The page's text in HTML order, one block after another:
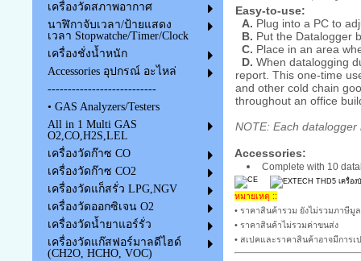
เครื่องวัดสภาพอากาศ
นาฬิกาจับเวลา/ป้ายแสดง
เวลา Stopwatche/Timer/Clock
เครื่องชั่งน้ำหนัก
Accessories อุปกรณ์ อะไหล่
---------------------------
• GAS Analyzers/Testers
All in 1 Multi GAS
O2,CO,H2S,LEL
เครื่องวัดก๊าซ CO
เครื่องวัดก๊าซ CO2
เครื่องวัดแก็สรั่ว LPG,NGV
เครื่องวัดออกซิเจน O2
เครื่องวัดน้ำยาแอร์รั่ว
เครื่องวัดแก๊สฟอร์มาลดีไฮด์
(CH2O, HCHO, VOC)
Easy-to-use:
A. Plug into a PC to
B. Put the Datalogger
C. Place in an area
D. When datalogging
report. This one-time
and other cold chain
throughout an office
NOTE: Each
Accessories:
Complete with 10
หมายเหตุ ::
• ราคาสินค้ารวม ยังไม่รวมภาษีมู
• ราคาสินค้าไม่รวมค่าขนส่ง
• สเปคและราคาสินค้าอาจมีการ